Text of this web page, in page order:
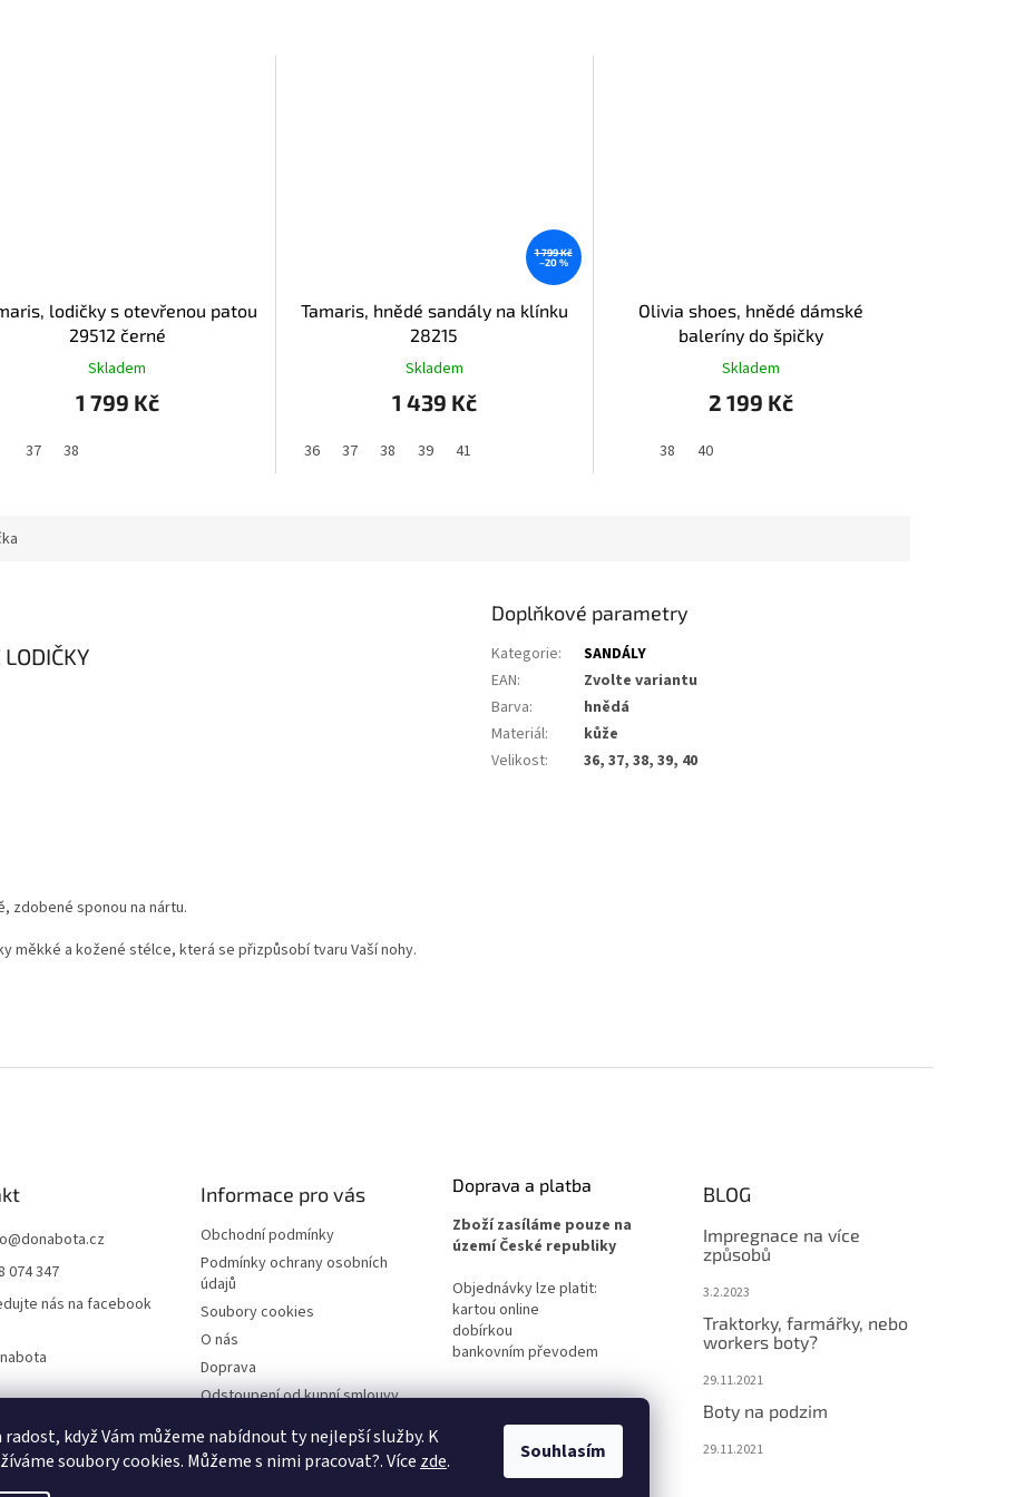
radost, když Vám můžeme nabídnout ty nejlepší služby. K
soubory cookies. Můžeme s nimi pracovat?. Více zde. Souhlasím
lodičky s otevřenou patou
29512 černé
Skladem
1 799 Kč
37 38
1 799 Kč
–20 %
Tamaris, hnědé sandály na klínku
28215
Skladem
1 439 Kč
36 37 38 39 41
Olivia shoes, hnědé dámské
baleríny do špičky
Skladem
2 199 Kč
38 40
zdobené sponou na nártu.
měkké a kožené stélce, která se přizpůsobí tvaru Vaší nohy.
Doplňkové parametry
Kategorie:
SANDÁLY
EAN:
Zvolte variantu
Barva:
hnědá
Materiál:
kůže
Velikost: 36, 37, 38, 39, 40
@donabota.cz
074 347
nás na facebook
Informace pro vás
Obchodní podmínky
Podmínky ochrany osobních
údajů
Soubory cookies
O nás
Doprava
Odstoupení od kupní smlouvy
Reklamace
Doprava a platba
Zboží zasíláme pouze na
území České republiky
Objednávky lze platit:
kartou online
dobírkou
bankovním převodem
BLOG
Impregnace na více
způsobů
3.2.2023
Traktorky, farmářky, nebo
workers boty?
29.11.2021
Boty na podzim
29.11.2021